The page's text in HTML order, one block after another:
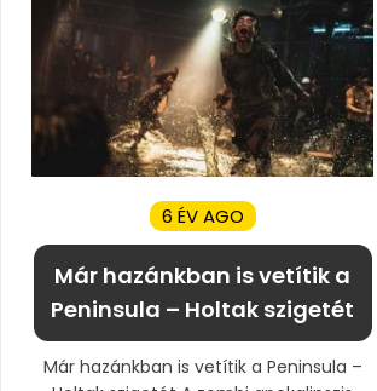
6 ÉV AGO
Már hazánkban is vetítik a
Peninsula – Holtak szigetét
Már hazánkban is vetítik a Peninsula –